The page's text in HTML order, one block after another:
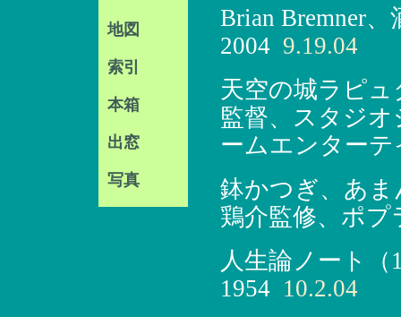
地図
索引
本箱
出窓
写真
Brian Bremner
2004 9.19.04
天空の城ラピュ
監督、スタジ
ームエンター
鉢かつぎ、あま
鶏介監修、ポプ
人生論ノート（
1954 10.2.04